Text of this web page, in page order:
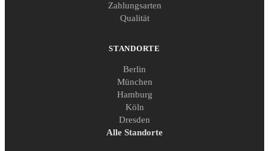
Zahlungsarten
Qualität
STANDORTE
Berlin
München
Hamburg
Köln
Dresden
Alle Standorte